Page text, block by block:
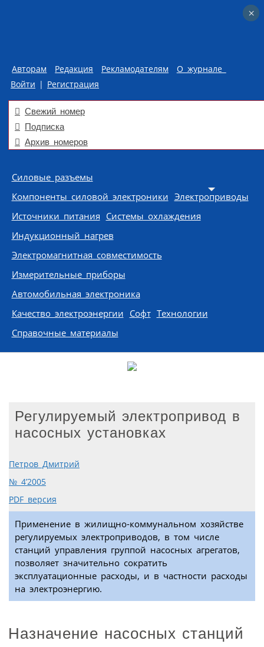
Авторам Редакция Рекламодателям
О журнале
Войти | Регистрация
Свежий номер
Подписка
Архив номеров
Skip to content
Силовые разъемы
Компоненты силовой электроники Электроприводы
Источники питания Системы охлаждения
Индукционный нагрев
Электромагнитная совместимость
Измерительные приборы
Автомобильная электроника
Качество электроэнергии Софт Технологии
Справочные материалы
Регулируемый электропривод в
насосных установках
Петров Дмитрий
№ 4’2005
PDF версия
Применение в жилищно-коммунальном хозяйстве
регулируемых электроприводов, в том числе
станций управления группой насосных агрегатов,
позволяет значительно сократить
эксплуатационные расходы, и в частности расходы
на электроэнергию.
Назначение насосных станций
×
×